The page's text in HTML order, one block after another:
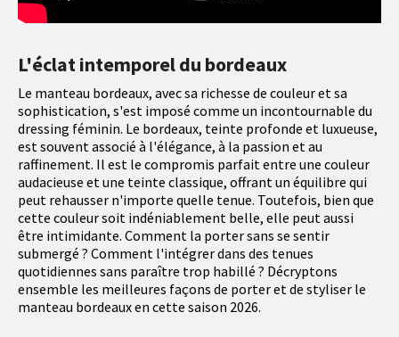
L'éclat intemporel du bordeaux
Le manteau bordeaux, avec sa richesse de couleur et sa
sophistication, s'est imposé comme un incontournable du
dressing féminin. Le bordeaux, teinte profonde et luxueuse,
est souvent associé à l'élégance, à la passion et au
raffinement. Il est le compromis parfait entre une couleur
audacieuse et une teinte classique, offrant un équilibre qui
peut rehausser n'importe quelle tenue. Toutefois, bien que
cette couleur soit indéniablement belle, elle peut aussi
être intimidante. Comment la porter sans se sentir
submergé ? Comment l'intégrer dans des tenues
quotidiennes sans paraître trop habillé ? Décryptons
ensemble les meilleures façons de porter et de styliser le
manteau bordeaux en cette saison 2026.